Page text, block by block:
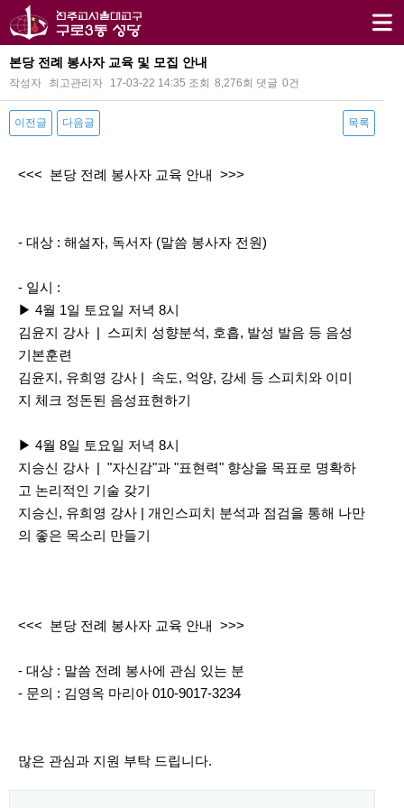
본당 전례 봉사자 교육 및 모집 안내
작성자 최고관리자 17-03-22 14:35 조회 8,276회 댓글 0건
이전글 다음글 목록
<<< 본당 전례 봉사자 교육 안내 >>>
- 대상 : 해설자, 독서자 (말씀 봉사자 전원)
- 일시 :
▶ 4월 1일 토요일 저녁 8시
김윤지 강사 | 스피치 성향분석, 호흡, 발성 발음 등 음성
기본훈련
김윤지, 유희영 강사 | 속도, 억양, 강세 등 스피치와 이미
지 체크 정돈된 음성표현하기
▶ 4월 8일 토요일 저녁 8시
지승신 강사 | "자신감"과 "표현력" 향상을 목표로 명확하
고 논리적인 기술 갖기
지승신, 유희영 강사 | 개인스피치 분석과 점검을 통해 나만
의 좋은 목소리 만들기
<<< 본당 전례 봉사자 교육 안내 >>>
- 대상 : 말씀 전례 봉사에 관심 있는 분
- 문의 : 김영옥 마리아 010-9017-3234
많은 관심과 지원 부탁 드립니다.